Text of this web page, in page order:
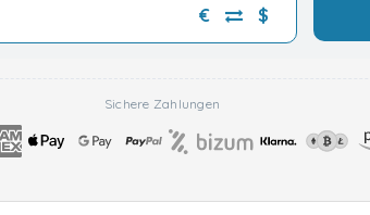
€ $
Sichere Zahlungen